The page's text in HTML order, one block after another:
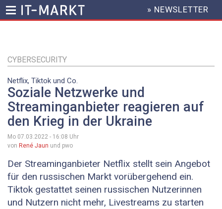
Inhalt
HEADER
MENU
» NEWSLETTER
CYBERSECURITY
Netflix, Tiktok und Co.
Soziale Netzwerke und
Streaminganbieter reagieren auf
den Krieg in der Ukraine
Mo 07.03.2022 - 16:08 Uhr
von René Jaun und pwo
Der Streaminganbieter Netflix stellt sein Angebot
für den russischen Markt vorübergehend ein.
Tiktok gestattet seinen russischen Nutzerinnen
und Nutzern nicht mehr, Livestreams zu starten